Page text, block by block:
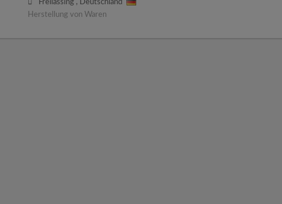
Freilassing,
Deutschland
Herstellung von Waren